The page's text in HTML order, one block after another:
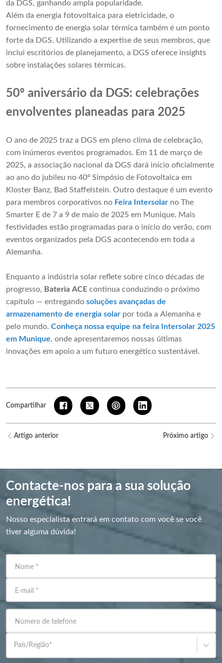
da DGS, ganhando ampla popularidade.
Além da energia fotovoltaica para eletricidade, o
fornecimento de energia solar térmica também é um ponto
forte da DGS. Utilizando a expertise de seus membros, que
inclui escritórios de planejamento, a DGS oferece insights
sobre instalações solares térmicas.
50º aniversário da DGS: celebrações
envolventes planeadas para 2025
O ano de 2025 traz a DGS em pleno clima de celebração,
com inúmeros eventos programados. Em 11 de março de
2025, a associação nacional da DGS dará início oficialmente
ao ano do jubileu no 40º Simpósio de Fotovoltaica em
Kloster Banz, Bad Staffelstein. Outro destaque é um evento
para membros corporativos no Feira Intersolar no The
Smarter E de 7 a 9 de maio de 2025 em Munique. Mais
festividades estão programadas para o início do verão, com
eventos organizados pela DGS acontecendo em toda a
Alemanha.
Enquanto a indústria solar reflete sobre cinco décadas de
progresso, Bateria ACE continua conduzindo o próximo
capítulo — entregando soluções avançadas de
armazenamento de energia solar por toda a Alemanha e
pelo mundo. Conheça nossa equipe na feira Intersolar 2025
em Munique, onde apresentaremos nossas últimas
inovações em apoio a um futuro energético sustentável.
Compartilhar
Artigo anterior Próximo artigo
Contacte-nos para a sua solução
energética!
Nosso especialista entrará em contato com você se você
tiver alguma dúvida!
Nome *
E-mail *
Número de telefone
País/Região*